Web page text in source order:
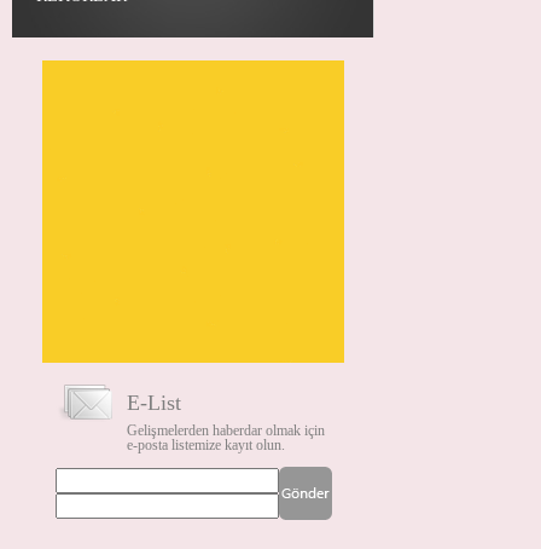
E-List
Gelişmelerden haberdar olmak için
e-posta listemize kayıt olun.